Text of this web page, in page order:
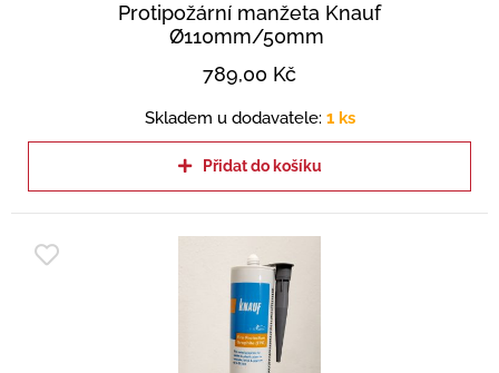
Protipožární manžeta Knauf
Ø110mm/50mm
789,00 Kč
Skladem u dodavatele: 1 ks
Přidat do košíku